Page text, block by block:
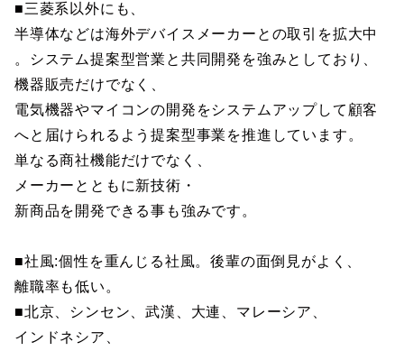
■三菱系以外にも、
半導体などは海外デバイスメーカーとの取引を拡大中
。システム提案型営業と共同開発を強みとしており、
機器販売だけでなく、
電気機器やマイコンの開発をシステムアップして顧客
へと届けられるよう提案型事業を推進しています。
単なる商社機能だけでなく、
メーカーとともに新技術・
新商品を開発できる事も強みです。
■社風:個性を重んじる社風。後輩の面倒見がよく、
離職率も低い。
■北京、シンセン、武漢、大連、マレーシア、
インドネシア、